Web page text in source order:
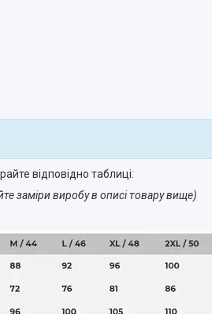
відповідно таблиці:
заміри виробу в описі товару вище)